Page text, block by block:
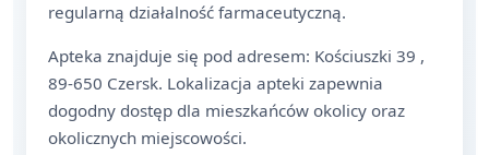
regularną działalność farmaceutyczną.
Apteka znajduje się pod adresem: Kościuszki 39 ,
89-650 Czersk. Lokalizacja apteki zapewnia
dogodny dostęp dla mieszkańców okolicy oraz
okolicznych miejscowości.